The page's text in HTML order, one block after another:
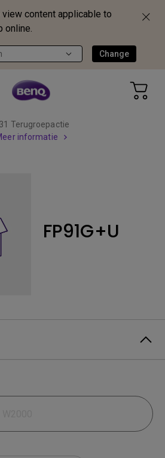
view content applicable to
online.
Change
Terugroepactie
informatie
FP91G+U